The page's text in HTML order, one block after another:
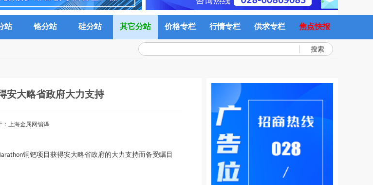
站 铬分站 硅分站 其它分站 价格专栏 行情专栏 供求专栏 焦点快报
搜索
安大略省政府大力支持
上海金属网编译
铜钯项目获得安大略省政府的大力支持而备受瞩目